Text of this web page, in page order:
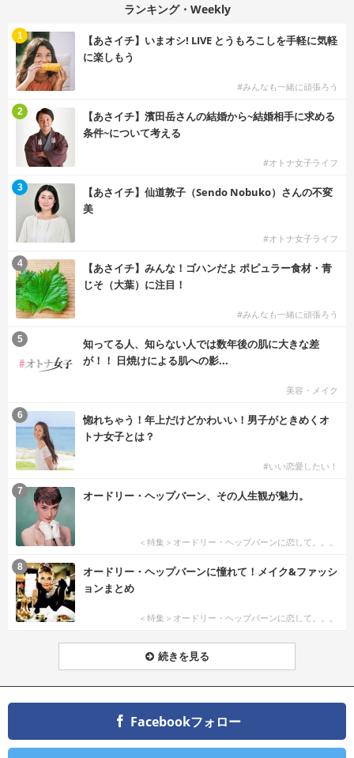
ランキング・Weekly
【あさイチ】いまオシ! LIVE とうもろこしを手軽に気軽
に楽しもう
#みんなも一緒に頑張ろう
1
【あさイチ】濱田岳さんの結婚から~結婚相手に求める
条件~について考える
#オトナ女子ライフ
2
【あさイチ】仙道敦子（Sendo Nobuko）さんの不変
美
#オトナ女子ライフ
3
【あさイチ】みんな！ゴハンだよ ポピュラー食材・青
じそ（大葉）に注目！
#みんなも一緒に頑張ろう
4
知ってる人、知らない人では数年後の肌に大きな差
が！！ 日焼けによる肌への影...
美容・メイク
5
惚れちゃう！年上だけどかわいい！男子がときめくオ
トナ女子とは？
#いい恋愛したい！
6
オードリー・ヘップバーン、その人生観が魅力。
＜特集＞オードリー・ヘップバーンに恋して。。。
7
オードリー・ヘップバーンに憧れて！メイク&ファッシ
ョンまとめ
＜特集＞オードリー・ヘップバーンに恋して。。。
8
続きを見る
Facebookフォロー